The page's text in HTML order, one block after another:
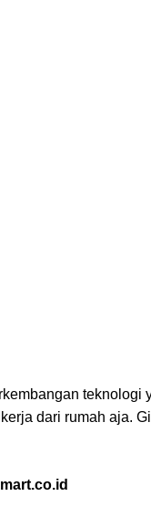
teknologi
dari rumah aja.